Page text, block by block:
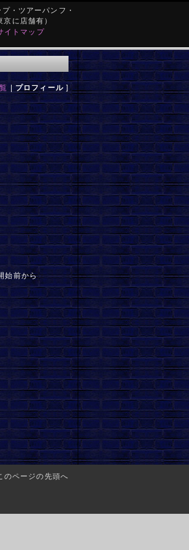
・ツアーパンフ・
に店舗有）
イトマップ
| プロフィール]
始前から
のページの先頭へ